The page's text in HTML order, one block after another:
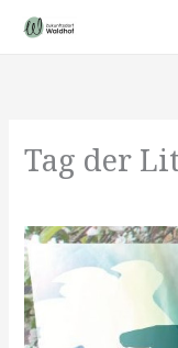
Zum
Inhalt
Tag der